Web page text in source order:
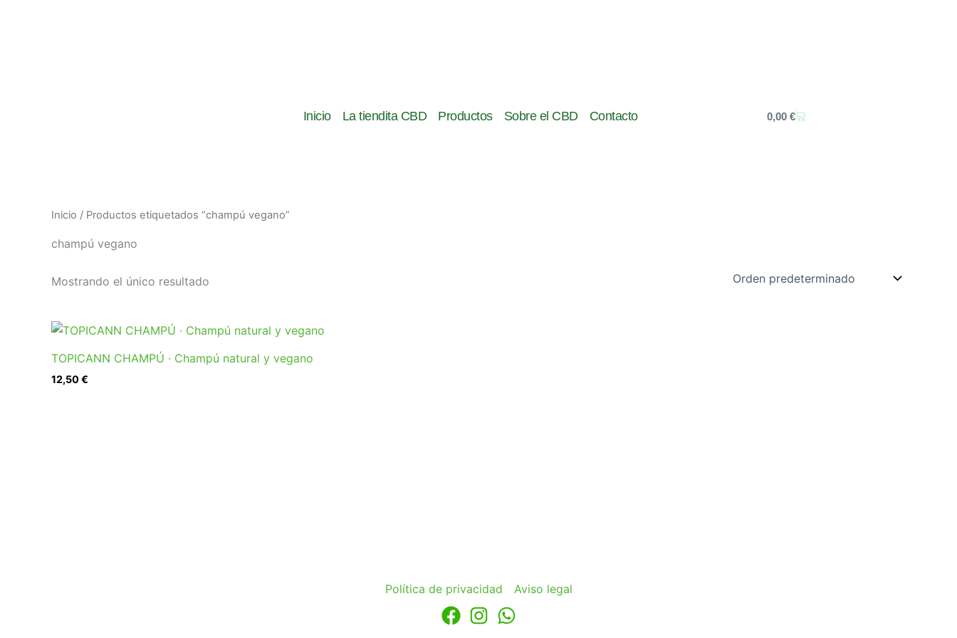
Inicio La tiendita CBD Productos Sobre el CBD Contacto 0,00€Carrito
Inicio / Productos etiquetados “champú vegano”
champú vegano
Mostrando el único resultado
TOPICANN CHAMPÚ · Champú natural y vegano
12,50€
Política de privacidad Aviso legal